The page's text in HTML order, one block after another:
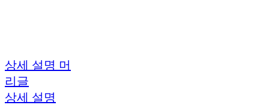
상세 설명 머
리글
상세 설명